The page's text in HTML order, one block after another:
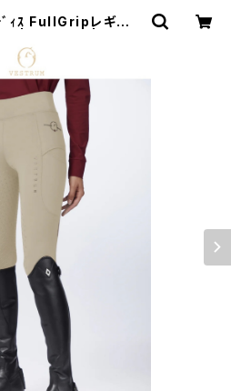
ｨｽ FullGripレギンス
ラインショップ | 通販